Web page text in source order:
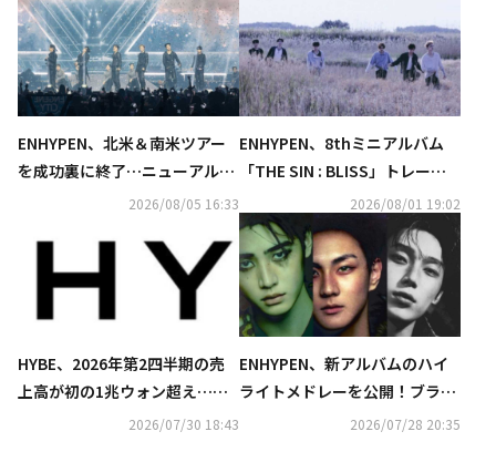
ENHYPEN、北米＆南米ツアー
を成功裏に終了…ニューアルバ
ムにも期待「すぐにまた会お
2026/08/05 16:33
ENHYPEN、8thミニアルバム
「THE SIN : BLISS」トレーラ
2026/08/01 19:02
HYBE、2026年第2四半期の売
上高が初の1兆ウォン超え…営
業利益も過去最高を記録
2026/07/30 18:43
ENHYPEN、新アルバムのハイ
ライトメドレーを公開！ブラジ
リアン・ファンク調のタイトル
2026/07/28 20:35